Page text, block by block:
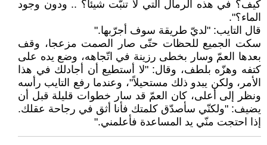
كيف؟ في هذه الرمال التي لا تنبّت شيئا؟ .. ودون وجود
الماء؟".
قال التايب: "لديّ طريقة سوف أجرّبها."
سكت الجميع للحظات حتّى صار الصمت مزعجا، وقف
بعدها العمّ وسار بخطى رزينة في اتّجاهه، وضع يده على
كتفه وهزّه بلطف، وقال: "لا أستطيع أن أجادلك في هذا
الأمر، ولكن يبدو ذلك مستحيلاً"، وعندما رفع التايب رأسه
ونظر إلى أعلى، كان العمّ قد سار خطوات قليلة قبل أن
يضيف: "ولكنّي سأصدّق كلمتك فأنا أثق في رجاحة عقلك.
إذا احتجت منّي يد المساعدة فأعلمني."